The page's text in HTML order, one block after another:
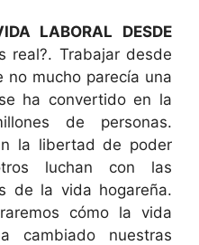
LABORAL DESDE
real?. Trabajar desde
no mucho parecía una
ha convertido en la
de personas.
la libertad de poder
luchan con las
de la vida hogareña.
cómo la vida
cambiado nuestras